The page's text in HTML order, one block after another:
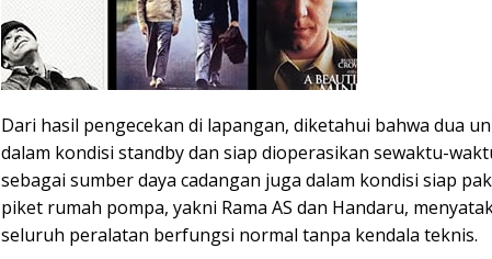
Dari hasil pengecekan di lapangan, diketahui bahwa dua
dalam kondisi standby dan siap dioperasikan sewaktu-
sebagai sumber daya cadangan juga dalam kondisi siap
piket rumah pompa, yakni Rama AS dan Handaru,
seluruh peralatan berfungsi normal tanpa kendala teknis.